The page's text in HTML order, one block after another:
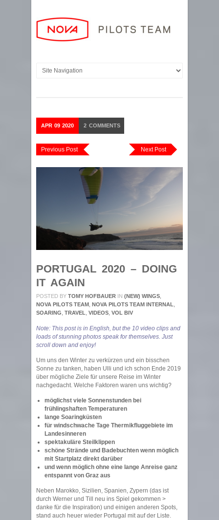
APR 09 2020 2 COMMENTS
PORTUGAL 2020 – DOING
IT AGAIN
POSTED BY TOMY HOFBAUER IN (NEW) WINGS
NOVA PILOTS TEAM NOVA PILOTS TEAM INTERNAL
SOARING TRAVEL VIDEOS VOL BIV
Next Post
Previous Post
Note: This post is in English, but the 10 video clips and
loads of stunning photos speak for themselves. Just
scroll down and enjoy!
Um uns den Winter zu verkürzen und ein bisschen
Sonne zu tanken, haben Ulli und ich schon Ende 2019
über mögliche Ziele für unsere Reise im Winter
nachgedacht. Welche Faktoren waren uns wichtig?
möglichst viele Sonnenstunden bei
frühlingshaften Temperaturen
lange Soaringküsten
für windschwache Tage Thermikfluggebiete im
Landesinneren
spektakuläre Steilklippen
schöne Strände und Badebuchten wenn möglich
mit Startplatz direkt darüber
und wenn möglich ohne eine lange Anreise ganz
entspannt von Graz aus
Neben Marokko, Sizilien, Spanien, Zypern (das ist
durch Werner und Till neu ins Spiel gekommen >
danke für die Inspiration) und einigen anderen Spots,
stand auch heuer wieder Portugal mit auf der Liste.